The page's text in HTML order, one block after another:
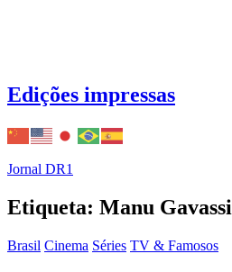
Edições impressas
Jornal DR1
Etiqueta: Manu Gavassi
Brasil Cinema Séries TV & Famosos